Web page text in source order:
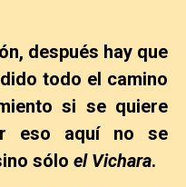
después hay que
todo el camino
si se quiere
eso aquí no se
sólo el Vichara.